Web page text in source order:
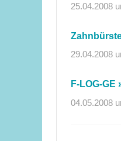
25.04.2008
29.04.2008
F-LOG-
04.05.2008